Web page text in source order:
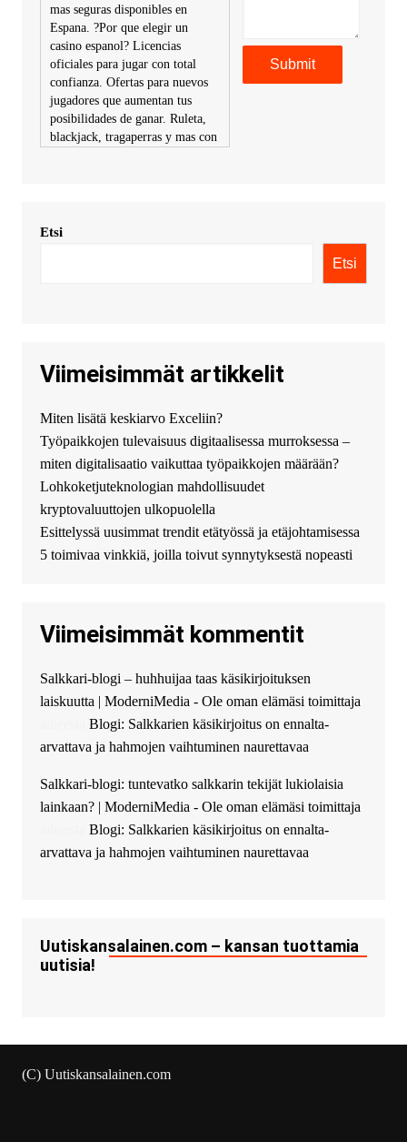
mas seguras disponibles en
Espana. ?Por que elegir un
casino espanol? Licencias
oficiales para jugar con total
confianza. Ofertas para nuevos
jugadores que aumentan tus
posibilidades de ganar. Ruleta,
blackjack, tragaperras y mas con
KimonicRisse :
купить хавал джулиан -
http://jolion-ufa1.ru/
Появился вопрос про срочно
взять деньги? Предлагаем
безопасный источник
финансовой помощи. Вы
можете получить
финансирование в долг без
избыточных вопросов и
документов? Тогда обратитесь
guest_4889 :Cmon Suomi 👏
The Admin: High five! You’ve
successfully installed Simple
Ajax Chat.
Etsi
Etsi
Viimeisimmät artikkelit
Miten lisätä keskiarvo Exceliin?
Työpaikkojen tulevaisuus digitaalisessa murroksessa –
miten digitalisaatio vaikuttaa työpaikkojen määrään?
Lohkoketjuteknologian mahdollisuudet
kryptovaluuttojen ulkopuolella
Esittelyssä uusimmat trendit etätyössä ja etäjohtamisessa
5 toimivaa vinkkiä, joilla toivut synnytyksestä nopeasti
Viimeisimmät kommentit
Salkkari-blogi – huhhuijaa taas käsikirjoituksen
laiskuutta | ModerniMedia - Ole oman elämäsi toimittaja
Blogi: Salkkarien käsikirjoitus on ennalta-
arvattava ja hahmojen vaihtuminen naurettavaa
Salkkari-blogi: tuntevatko salkkarin tekijät lukiolaisia
lainkaan? | ModerniMedia - Ole oman elämäsi toimittaja
Blogi: Salkkarien käsikirjoitus on ennalta-
arvattava ja hahmojen vaihtuminen naurettavaa
Uutiskansalainen.com – kansan tuottamia
uutisia!
(C) Uutiskansalainen.com